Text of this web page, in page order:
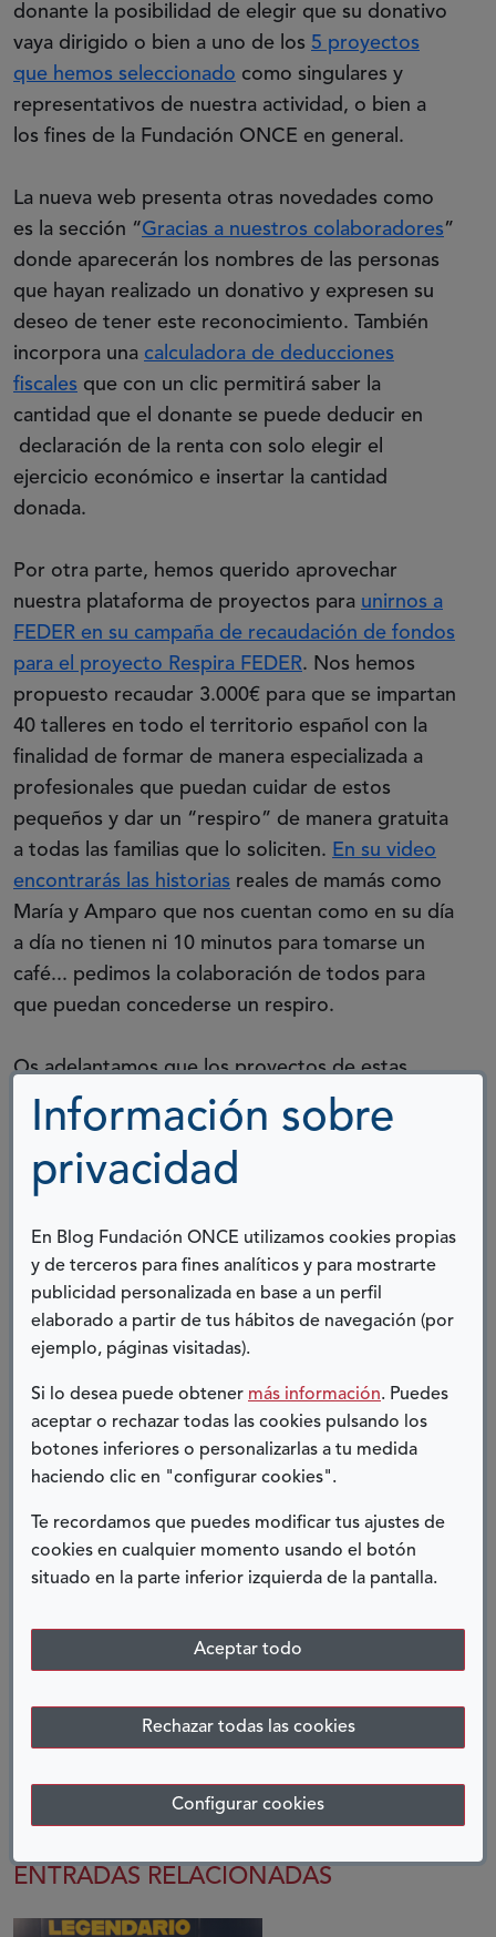
Información sobre
privacidad
En Blog Fundación ONCE utilizamos cookies propias
y de terceros para fines analíticos y para mostrarte
publicidad personalizada en base a un perfil
elaborado a partir de tus hábitos de navegación (por
ejemplo, páginas visitadas).
Si lo desea puede obtener más información. Puedes
aceptar o rechazar todas las cookies pulsando los
botones inferiores o personalizarlas a tu medida
haciendo clic en "configurar cookies".
Te recordamos que puedes modificar tus ajustes de
cookies en cualquier momento usando el botón
situado en la parte inferior izquierda de la pantalla.
Aceptar todo
Rechazar todas las cookies
Configurar cookies
donante la posibilidad de elegir que su donativo
vaya dirigido o bien a uno de los 5 proyectos
que hemos seleccionado como singulares y
representativos de nuestra actividad, o bien a
los fines de la Fundación ONCE en general.
La nueva web presenta otras novedades como
es la sección “Gracias a nuestros colaboradores”
donde aparecerán los nombres de las personas
que hayan realizado un donativo y expresen su
deseo de tener este reconocimiento. También
incorpora una calculadora de deducciones
fiscales que con un clic permitirá saber la
cantidad que el donante se puede deducir en
declaración de la renta con solo elegir el
ejercicio económico e insertar la cantidad
donada.
Por otra parte, hemos querido aprovechar
nuestra plataforma de proyectos para unirnos a
FEDER en su campaña de recaudación de fondos
para el proyecto Respira FEDER. Nos hemos
propuesto recaudar 3.000€ para que se impartan
40 talleres en todo el territorio español con la
finalidad de formar de manera especializada a
profesionales que puedan cuidar de estos
pequeños y dar un “respiro” de manera gratuita
a todas las familias que lo soliciten. En su video
encontrarás las historias reales de mamás como
María y Amparo que nos cuentan como en su día
a día no tienen ni 10 minutos para tomarse un
café... pedimos la colaboración de todos para
que puedan concederse un respiro.
Os adelantamos que los proyectos de estas
iniciativas solidarias irán cambiando, serán
sustituidos por otros y en un futuro prevemos
que sean los propios trabajadores de la
Fundación ONCE e
que los proyectos son el corazón de nuestras
organizaciones y que somos las personas que las
integramos las que tenemos que hacerlos latir,
pues en ellos está nuestro futuro y el del
discapacidad y sus familias.
Os invitamos a que entréis y echéis un vistazo a
vuestra contribución hará posible que haya otros
muchos protagonistas más y que cada proyecto
sea un éxito de todos.
Natalia Barrio Fernández
Fundación ONCE
COMPARTIR:
Facebook
LinkedIn
Telegram
ENTRADAS RELACIONADAS